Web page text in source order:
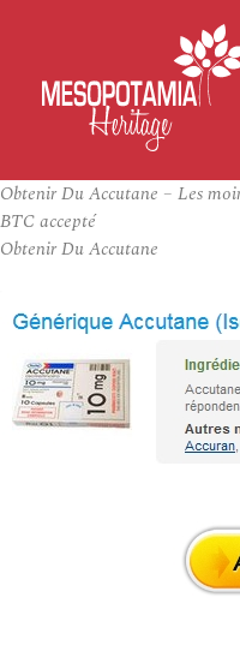
Obtenir Du Accutane – Les
BTC accepté
Obtenir Du Accutane